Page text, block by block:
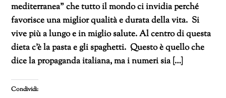
mediterranea” che tutto il mondo ci invidia perché
favorisce una miglior qualità e durata della vita. Si
vive più a lungo e in miglio salute. Al centro di questa
dieta c’è la pasta e gli spaghetti. Questo è quello che
dice la propaganda italiana, ma i numeri sia […]
Condividi: